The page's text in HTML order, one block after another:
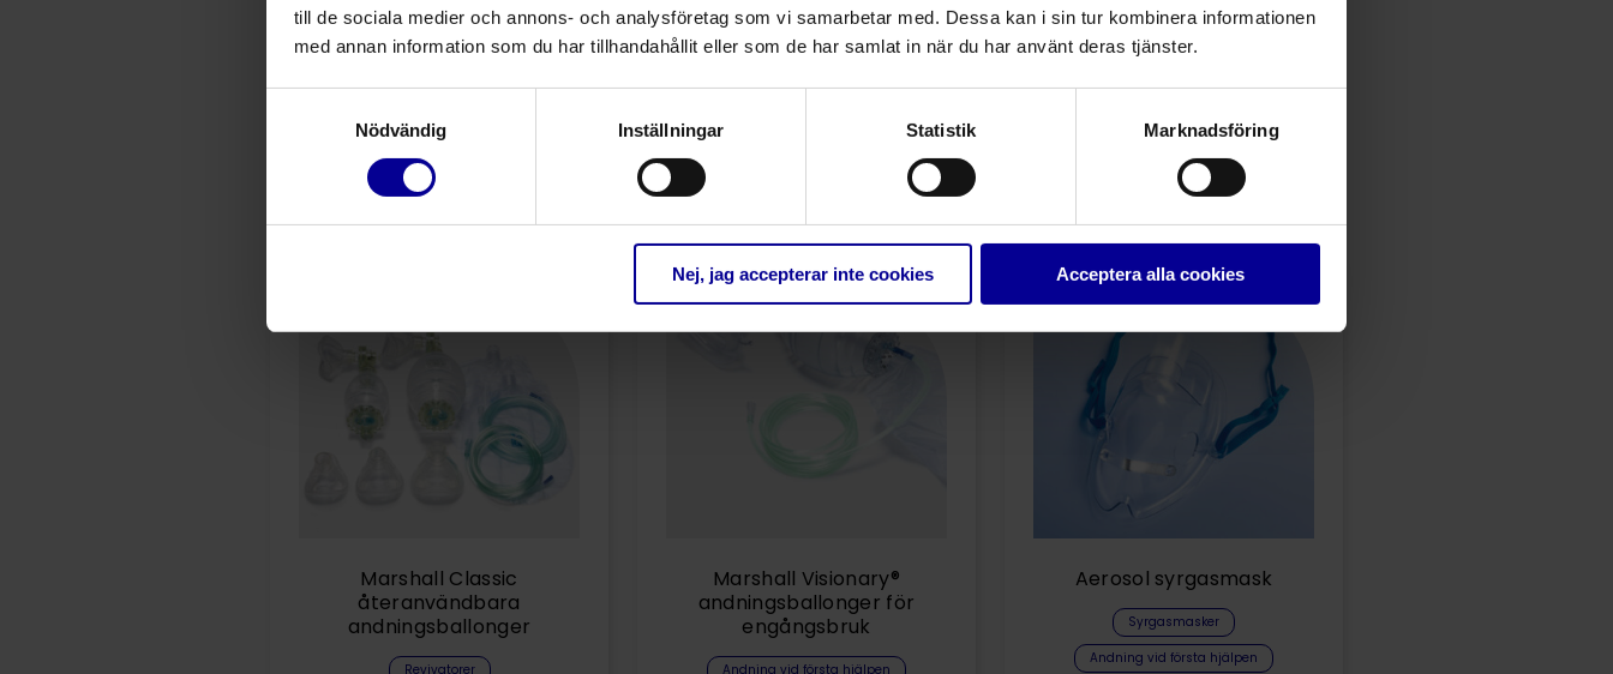
till de sociala medier och annons- och analysföretag som vi samarbetar med. Dessa kan i sin tur kombinera informationen
med annan information som du har tillhandahållit eller som de har samlat in när du har använt deras tjänster.
Nödvändig
Inställningar Statistik Marknadsföring
Nej, jag accepterar inte cookies Acceptera alla cookies
Relaterade produkter
Marshall Classic
återanvändbara
andningsballonger
Revivatorer
Marshall Visionary®
andningsballonger för
engångsbruk
Andning vid första hjälpen
Aerosol syrgasmask
Syrgasmasker
Andning vid första hjälpen